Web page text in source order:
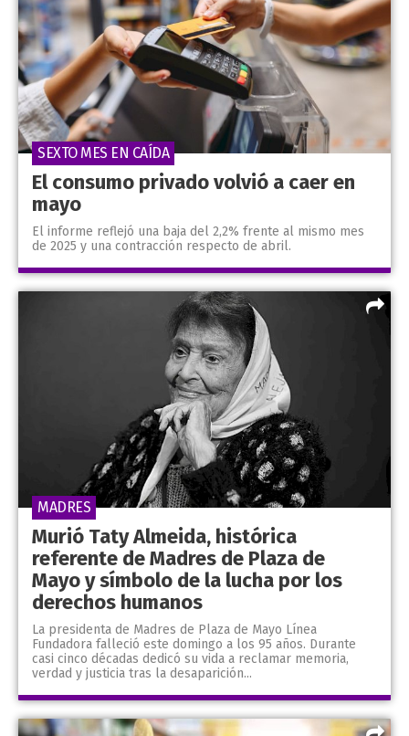
El consumo privado volvió a caer en
mayo
El informe reflejó una baja del 2,2% frente al mismo mes
de 2025 y una contracción respecto de abril.
SEXTO MES EN CAÍDA
Murió Taty Almeida, histórica
referente de Madres de Plaza de
Mayo y símbolo de la lucha por los
derechos humanos
La presidenta de Madres de Plaza de Mayo Línea
Fundadora falleció este domingo a los 95 años. Durante
casi cinco décadas dedicó su vida a reclamar memoria,
verdad y justicia tras la desaparición...
MADRES